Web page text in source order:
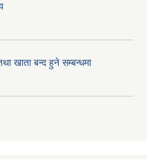
खाता बन्द हुने सम्बन्धमा